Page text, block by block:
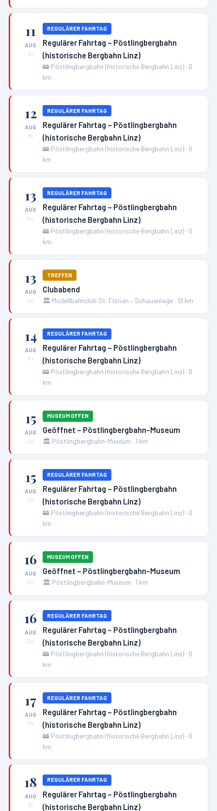
11
AUG
Di
REGULÄRER FAHRTAG
Regulärer Fahrtag – Pöstlingbergbahn
(historische Bergbahn Linz)
🚋 Pöstlingbergbahn (historische Bergbahn Linz) · 0
km
12
AUG
Mi
REGULÄRER FAHRTAG
Regulärer Fahrtag – Pöstlingbergbahn
(historische Bergbahn Linz)
🚋 Pöstlingbergbahn (historische Bergbahn Linz) · 0
km
13
AUG
Do
REGULÄRER FAHRTAG
Regulärer Fahrtag – Pöstlingbergbahn
(historische Bergbahn Linz)
🚋 Pöstlingbergbahn (historische Bergbahn Linz) · 0
km
13
AUG
Do
TREFFEN
Clubabend
🏛️ Modellbahnclub St. Florian – Schauanlage · 13 km
14
AUG
Fr
REGULÄRER FAHRTAG
Regulärer Fahrtag – Pöstlingbergbahn
(historische Bergbahn Linz)
🚋 Pöstlingbergbahn (historische Bergbahn Linz) · 0
km
15
AUG
Sa
MUSEUM OFFEN
Geöffnet – Pöstlingbergbahn-Museum
🏛️ Pöstlingbergbahn-Museum · 1 km
15
AUG
Sa
REGULÄRER FAHRTAG
Regulärer Fahrtag – Pöstlingbergbahn
(historische Bergbahn Linz)
🚋 Pöstlingbergbahn (historische Bergbahn Linz) · 0
km
16
AUG
So
MUSEUM OFFEN
Geöffnet – Pöstlingbergbahn-Museum
🏛️ Pöstlingbergbahn-Museum · 1 km
16
AUG
So
REGULÄRER FAHRTAG
Regulärer Fahrtag – Pöstlingbergbahn
(historische Bergbahn Linz)
🚋 Pöstlingbergbahn (historische Bergbahn Linz) · 0
km
17
AUG
Mo
REGULÄRER FAHRTAG
Regulärer Fahrtag – Pöstlingbergbahn
(historische Bergbahn Linz)
🚋 Pöstlingbergbahn (historische Bergbahn Linz) · 0
km
18
AUG
Di
REGULÄRER FAHRTAG
Regulärer Fahrtag – Pöstlingbergbahn
(historische Bergbahn Linz)